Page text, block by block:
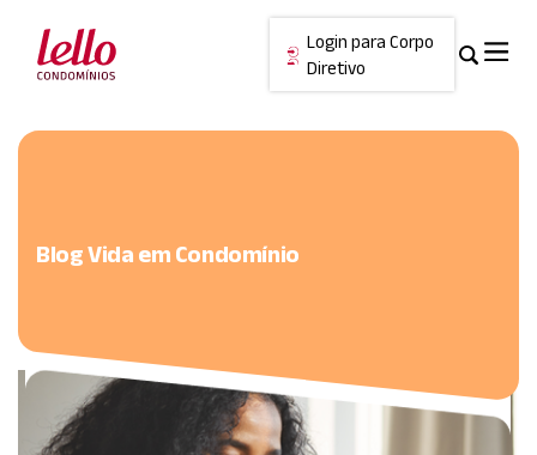
Login para Corpo
Diretivo
Cancelar
Blog Vida em Condomínio